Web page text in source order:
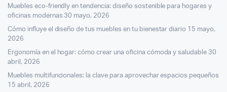
Muebles eco-friendly en tendencia: diseño sostenible para hogares y
oficinas modernas 30 mayo, 2026
Cómo influye el diseño de tus muebles en tu bienestar diario 15 mayo,
2026
Ergonomía en el hogar: cómo crear una oficina cómoda y saludable 30
abril, 2026
Muebles multifuncionales: la clave para aprovechar espacios pequeños
15 abril, 2026